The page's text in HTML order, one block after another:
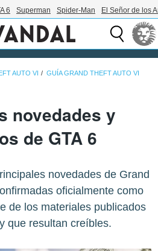
6 Superman Spider-Man El Señor de los
AUTO VI GUÍA GRAND THEFT AUTO VI
novedades y
de GTA 6
novedades de Grand
oficialmente como
de los materiales publicados
que resultan creíbles.